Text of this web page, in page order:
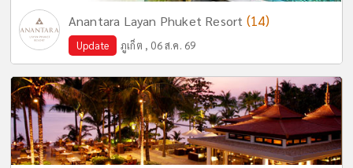
Anantara Layan Phuket Resort (14)
Update ภูเก็ต , 06 ส.ค. 69